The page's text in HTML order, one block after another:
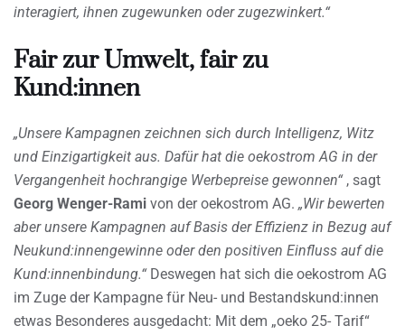
interagiert, ihnen zugewunken oder zugezwinkert.“
Fair zur Umwelt, fair zu
Kund:innen
„Unsere Kampagnen zeichnen sich durch Intelligenz, Witz
und Einzigartigkeit aus. Dafür hat die oekostrom AG in der
Vergangenheit hochrangige Werbepreise gewonnen“, sagt
Georg Wenger-Rami von der oekostrom AG. „Wir bewerten
aber unsere Kampagnen auf Basis der Effizienz in Bezug auf
Neukund:innengewinne oder den positiven Einfluss auf die
Kund:innenbindung.“Deswegen hat sich die oekostrom AG
im Zuge der Kampagne für Neu- und Bestandskund:innen
etwas Besonderes ausgedacht: Mit dem „oeko 25- Tarif“